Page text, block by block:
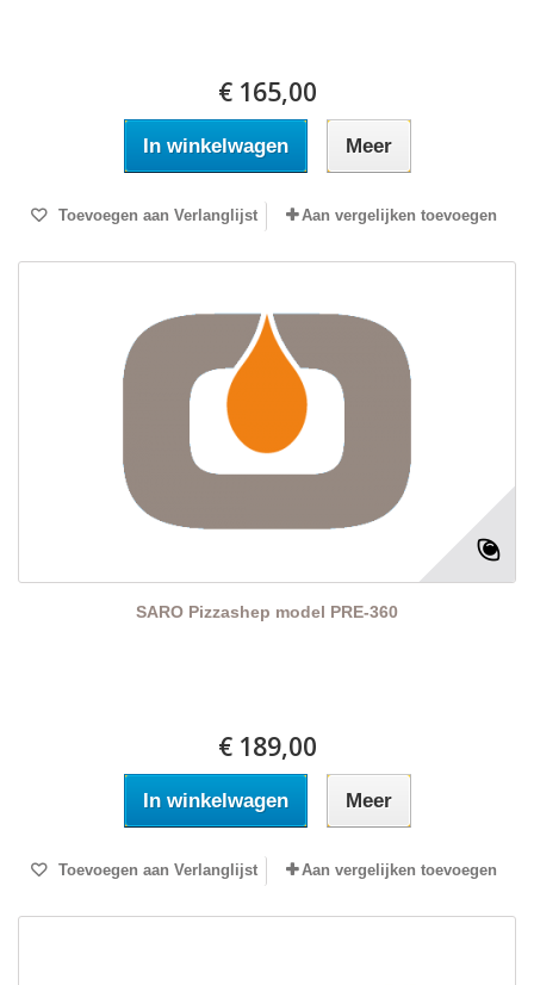
€ 165,00
In winkelwagen Meer
Toevoegen aan Verlanglijst Aan vergelijken toevoegen
SARO Pizzashep model PRE-360
€ 189,00
In winkelwagen Meer
Toevoegen aan Verlanglijst Aan vergelijken toevoegen